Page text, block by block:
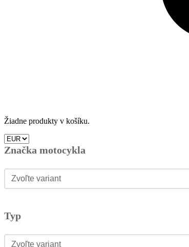
Žiadne produkty v košíku.
Značka motocykla
Značka motocykla
Typ
Typ